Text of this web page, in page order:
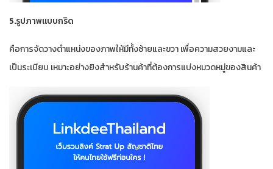
5.รูปภาพแบบกริด
คือการจัดวางตำแหน่งของภาพให้มีทั้งซ้ายและขวา เพื่อความสวยงามและ
เป็นระเบียบ เหมาะอย่างยิงสำหรับร้านค้าที่ต้องการแบ่งหมวดหมู่ของสินค้า